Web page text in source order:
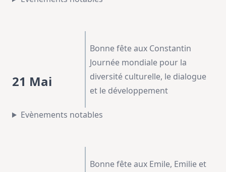
21 Mai
Bonne fête aux Constantin
Journée mondiale pour la
diversité culturelle, le dialogue
et le développement
Evènements notables
Bonne fête aux Emile, Emilie et